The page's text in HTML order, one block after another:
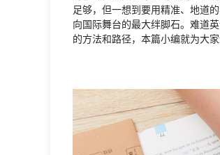
足够，但一想到要用精准、地道
向国际舞台的最大绊脚石。难道
的方法和路径，本篇小编就为大家